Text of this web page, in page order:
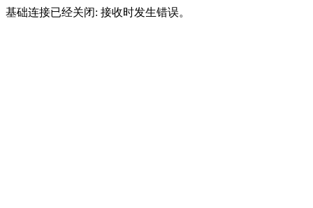
基础连接已经关闭: 接收时发生错误。